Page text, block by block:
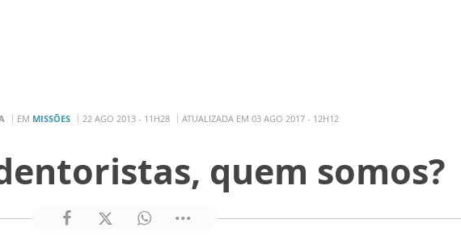
EM MISSÕES 22 AGO 2013 - 11H28 ATUALIZADA EM 03 AGO 2017 - 12H12
quem somos?